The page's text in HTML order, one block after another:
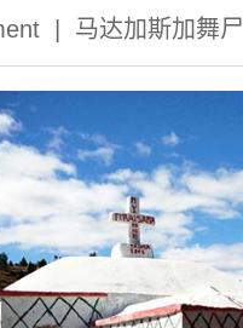
| 马达加斯加舞尸